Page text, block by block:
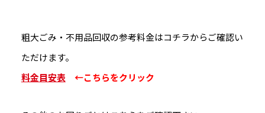
粗大ごみ・不用品回収の参考料金はコチラからご確認い
ただけます。
料金目安表
←こちらをクリック